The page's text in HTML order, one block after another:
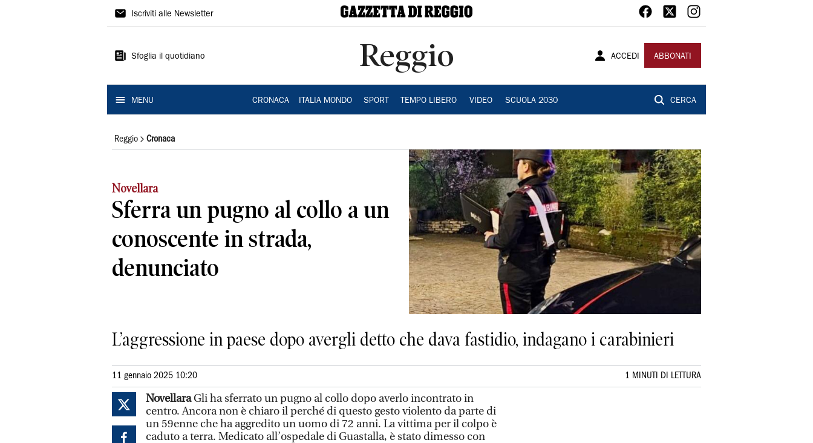
Gazzetta
Reggio
Iscriviti alle Newsletter
Sfoglia il quotidiano Reggio ACCEDI ABBONATI
MENU CRONACA ITALIA MONDO SPORT TEMPO LIBERO VIDEO SCUOLA 2030 CERCA
Reggio Cronaca
Novellara
Sferra un pugno al collo a un
conoscente in strada,
denunciato
L’aggressione in paese dopo avergli detto che dava fastidio, indagano i carabinieri
11 gennaio 2025 10:20 1 MINUTI DI LETTURA
NovellaraGli ha sferrato un pugno al collo dopo averlo incontrato in
centro. Ancora non è chiaro il perché di questo gesto violento da parte di
un 59enne che ha aggredito un uomo di 72 anni. La vittima per il colpo è
caduto a terra. Medicato all’ospedale di Guastalla, è stato dimesso con